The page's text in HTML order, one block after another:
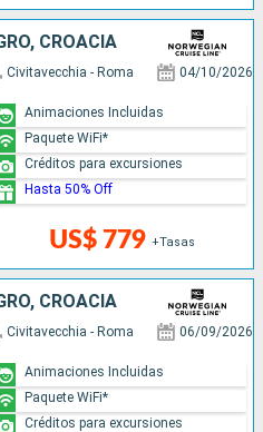
CROACIA
Civitavecchia - Roma 04/10/2026
US$ 779 +Tasas
Animaciones Incluidas
Paquete WiFi*
Créditos para excursiones
Hasta 50% Off
CROACIA
Civitavecchia - Roma 06/09/2026
Animaciones Incluidas
Paquete WiFi*
Créditos para excursiones